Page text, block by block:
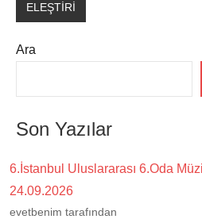
ELEŞTİRİ
Ara
Son Yazılar
6.İstanbul Uluslararası 6.Oda
24.09.2026
evetbenim tarafından